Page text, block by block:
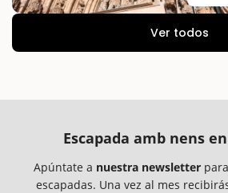
Ver todos
Escapada amb nens
Apúntate a nuestra newsletter
escapadas. Una vez al mes